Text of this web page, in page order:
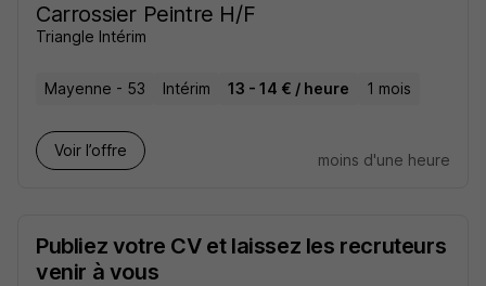
Carrossier Peintre H/F
Triangle Intérim
Mayenne - 53 Intérim 13 - 14 € / heure 1 mois
Voir l’offre
moins d'une heure
Publiez votre CV et laissez les recruteurs
venir à vous